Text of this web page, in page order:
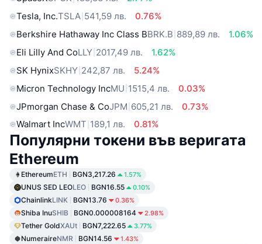
Tesla, Inc.TSLA 541,59 лв.
0.76%
Berkshire Hathaway Inc Class BBRK.B 889,89 лв.
1.06%
Eli Lilly And CoLLY 2017,49 лв.
1.62%
SK HynixSKHY 242,87 лв.
5.24%
Micron Technology IncMU 1515,4 лв.
0.03%
JPmorgan Chase & CoJPM 605,21 лв.
0.73%
Walmart IncWMT 189,1 лв. 0.81%
Популярни токени във веригата
Ethereum
EthereumETH BGN3,217.26 1.57%
UNUS SED LEOLEO BGN16.55 0.10%
ChainlinkLINK BGN13.76 0.36%
Shiba InuSHIB BGN0.000008164 2.98%
Tether GoldXAUt BGN7,222.65 3.77%
NumeraireNMR BGN14.56 1.43%